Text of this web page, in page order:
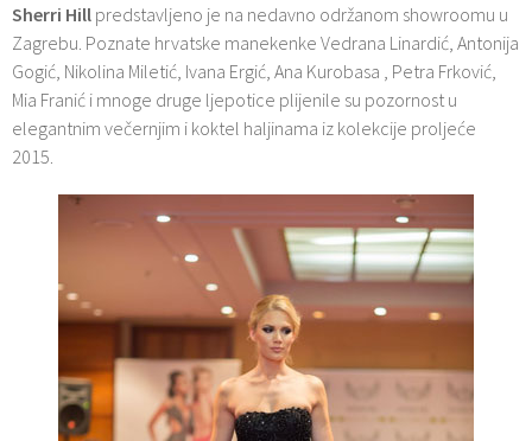
Sherri Hill predstavljeno je na nedavno održanom showroomu u
Zagrebu. Poznate hrvatske manekenke Vedrana Linardić, Antonija
Gogić, Nikolina Miletić, Ivana Ergić, Ana Kurobasa , Petra Frković,
Mia Franić i mnoge druge ljepotice plijenile su pozornost u
elegantnim večernjim i koktel haljinama iz kolekcije proljeće
2015.